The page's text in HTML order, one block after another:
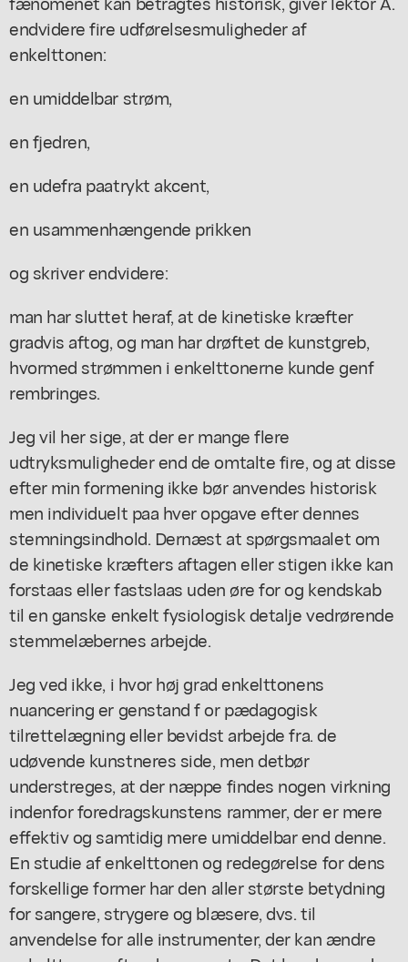
endvidere fire udførelsesmuligheder af
enkelttonen:
en umiddelbar strøm,
en fjedren,
en udefra paatrykt akcent,
en usammenhængende prikken
og skriver endvidere:
man har sluttet heraf, at de kinetiske kræfter
gradvis aftog, og man har drøftet de kunstgreb,
hvormed strømmen i enkelttonerne kunde genf
rembringes.
Jeg vil her sige, at der er mange flere
udtryksmuligheder end de omtalte fire, og at disse
efter min formening ikke bør anvendes historisk
men individuelt paa hver opgave efter dennes
stemningsindhold. Dernæst at spørgsmaalet om
de kinetiske kræfters aftagen eller stigen ikke kan
forstaas eller fastslaas uden øre for og kendskab
til en ganske enkelt fysiologisk detalje vedrørende
stemmelæbernes arbejde.
Jeg ved ikke, i hvor høj grad enkelttonens
nuancering er genstand f or pædagogisk
tilrettelægning eller bevidst arbejde fra. de
udøvende kunstneres side, men detbør
understreges, at der næppe findes nogen virkning
indenfor foredragskunstens rammer, der er mere
effektiv og samtidig mere umiddelbar end denne.
En studie af enkelttonen og redegørelse for dens
forskellige former har den aller største betydning
for sangere, strygere og blæsere, dvs. til
anvendelse for alle instrumenter, der kan ændre